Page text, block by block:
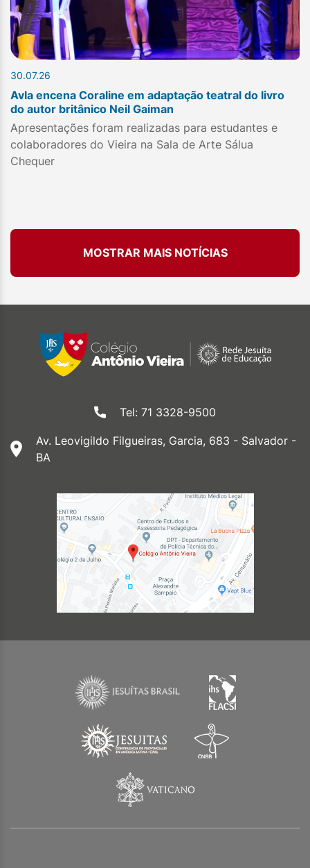
30.07.26
Avla encena Coraline em adaptação teatral do livro
do autor britânico Neil Gaiman
Apresentações foram realizadas para estudantes e
colaboradores do Vieira na Sala de Arte Sálua
Chequer
MOSTRAR MAIS NOTÍCIAS
Tel: 71 3328-9500
Av. Leovigildo Filgueiras, Garcia, 683 - Salvador -
BA